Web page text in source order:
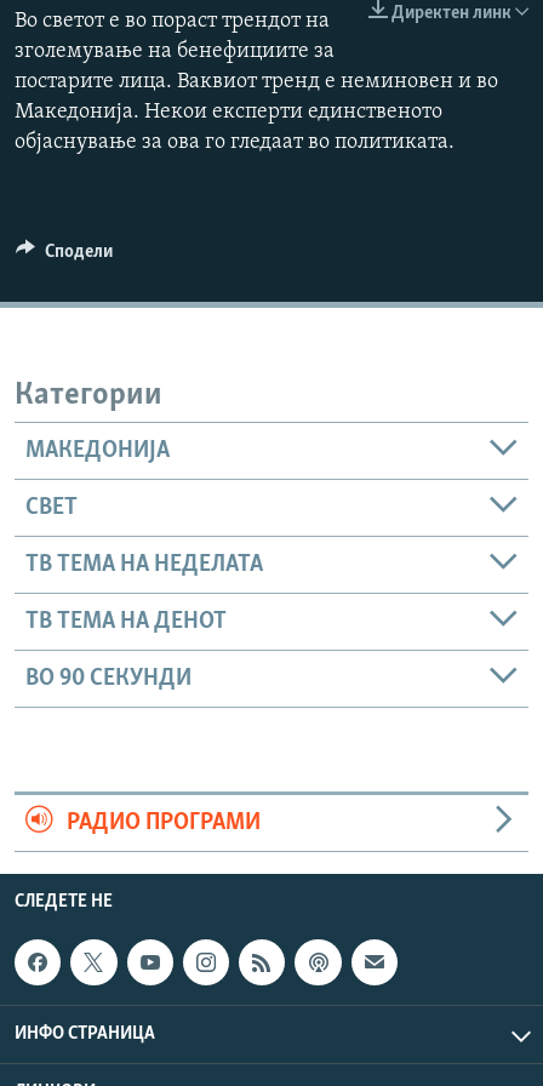
РСЕ веб страници
Директен линк
Во светот е во пораст трендот на
зголемување на бенефициите за
постарите лица. Ваквиот тренд е неминовен и во
Македонија. Некои експерти единственото
објаснување за ова го гледаат во политиката.
Сподели
Категории
МАКЕДОНИЈА
СВЕТ
ТВ ТЕМА НА НЕДЕЛАТА
ТВ ТЕМА НА ДЕНОТ
ВО 90 СЕКУНДИ
РАДИО ПРОГРАМИ
СЛЕДЕТЕ НЕ
ИНФО СТРАНИЦА